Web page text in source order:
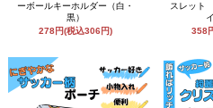
ーボールキーホルダー（白・
黒）
278円(税込306円)
スレット
358